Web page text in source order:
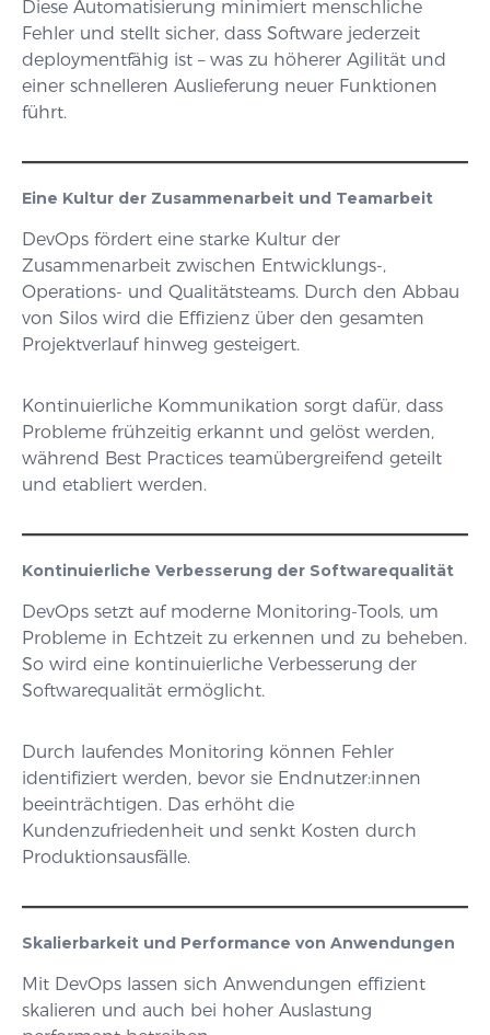
Diese Automatisierung minimiert menschliche
Fehler und stellt sicher, dass Software jederzeit
deploymentfähig ist – was zu höherer Agilität und
einer schnelleren Auslieferung neuer Funktionen
führt.
Eine Kultur der Zusammenarbeit und Teamarbeit
DevOps fördert eine starke Kultur der
Zusammenarbeit zwischen Entwicklungs-,
Operations- und Qualitätsteams. Durch den Abbau
von Silos wird die Effizienz über den gesamten
Projektverlauf hinweg gesteigert.
Kontinuierliche Kommunikation sorgt dafür, dass
Probleme frühzeitig erkannt und gelöst werden,
während Best Practices teamübergreifend geteilt
und etabliert werden.
Kontinuierliche Verbesserung der Softwarequalität
DevOps setzt auf moderne Monitoring-Tools, um
Probleme in Echtzeit zu erkennen und zu beheben.
So wird eine kontinuierliche Verbesserung der
Softwarequalität ermöglicht.
Durch laufendes Monitoring können Fehler
identifiziert werden, bevor sie Endnutzer:innen
beeinträchtigen. Das erhöht die
Kundenzufriedenheit und senkt Kosten durch
Produktionsausfälle.
Skalierbarkeit und Performance von Anwendungen
Mit DevOps lassen sich Anwendungen effizient
skalieren und auch bei hoher Auslastung